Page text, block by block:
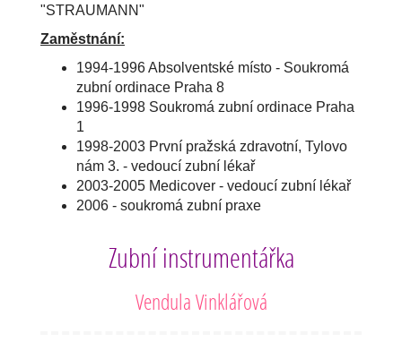
"STRAUMANN"
Zaměstnání:
1994-1996 Absolventské místo - Soukromá
zubní ordinace Praha 8
1996-1998 Soukromá zubní ordinace Praha
1
1998-2003 První pražská zdravotní, Tylovo
nám 3. - vedoucí zubní lékař
2003-2005 Medicover - vedoucí zubní lékař
2006 - soukromá zubní praxe
Zubní instrumentářka
Vendula Vinklářová